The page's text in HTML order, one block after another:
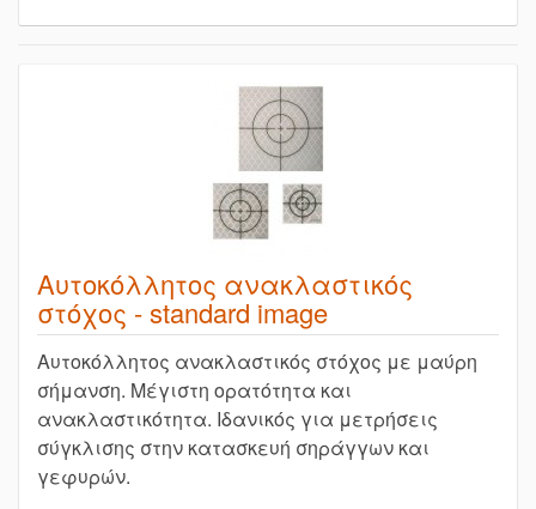
Αυτοκόλλητος ανακλαστικός
στόχος - standard image
Αυτοκόλλητος ανακλαστικός στόχος με μαύρη
σήμανση. Μέγιστη ορατότητα και
ανακλαστικότητα. Ιδανικός για μετρήσεις
σύγκλισης στην κατασκευή σηράγγων και
γεφυρών.